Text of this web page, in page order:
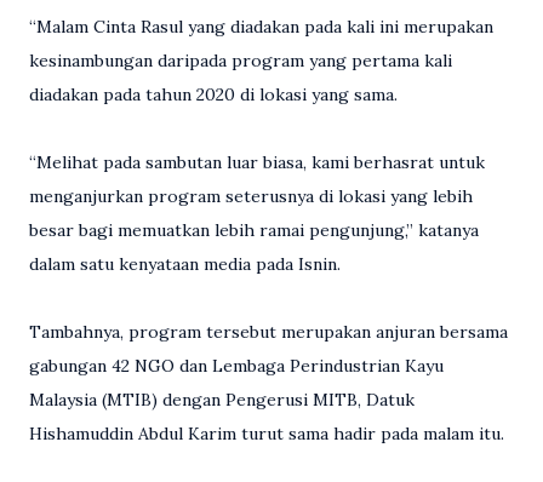
“Malam Cinta Rasul yang diadakan pada kali ini merupakan
kesinambungan daripada program yang pertama kali
diadakan pada tahun 2020 di lokasi yang sama.
“Melihat pada sambutan luar biasa, kami berhasrat untuk
menganjurkan program seterusnya di lokasi yang lebih
besar bagi memuatkan lebih ramai pengunjung,” katanya
dalam satu kenyataan media pada Isnin.
Tambahnya, program tersebut merupakan anjuran bersama
gabungan 42 NGO dan Lembaga Perindustrian Kayu
Malaysia (MTIB) dengan Pengerusi MITB, Datuk
Hishamuddin Abdul Karim turut sama hadir pada malam itu.